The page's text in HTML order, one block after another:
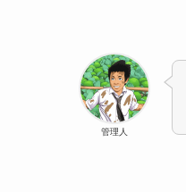
管理人